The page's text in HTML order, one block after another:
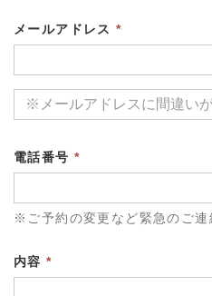
メールアドレス*
電話番号 *
※ご予約の変更など緊急のご連
内容*